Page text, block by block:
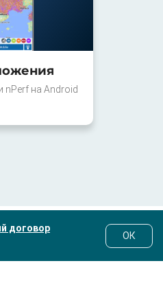
nPerf на Android
договор
ОК